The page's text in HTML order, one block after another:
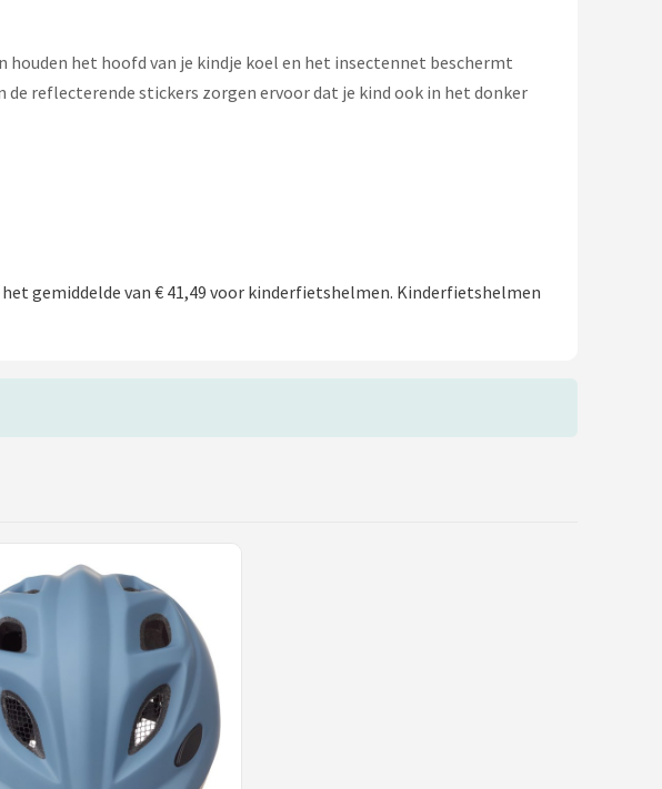
het hoofd van je kindje koel en het insectennet beschermt
reflecterende stickers zorgen ervoor dat je kind ook in het donker
gemiddelde van € 41,49 voor kinderfietshelmen. Kinderfietshelmen